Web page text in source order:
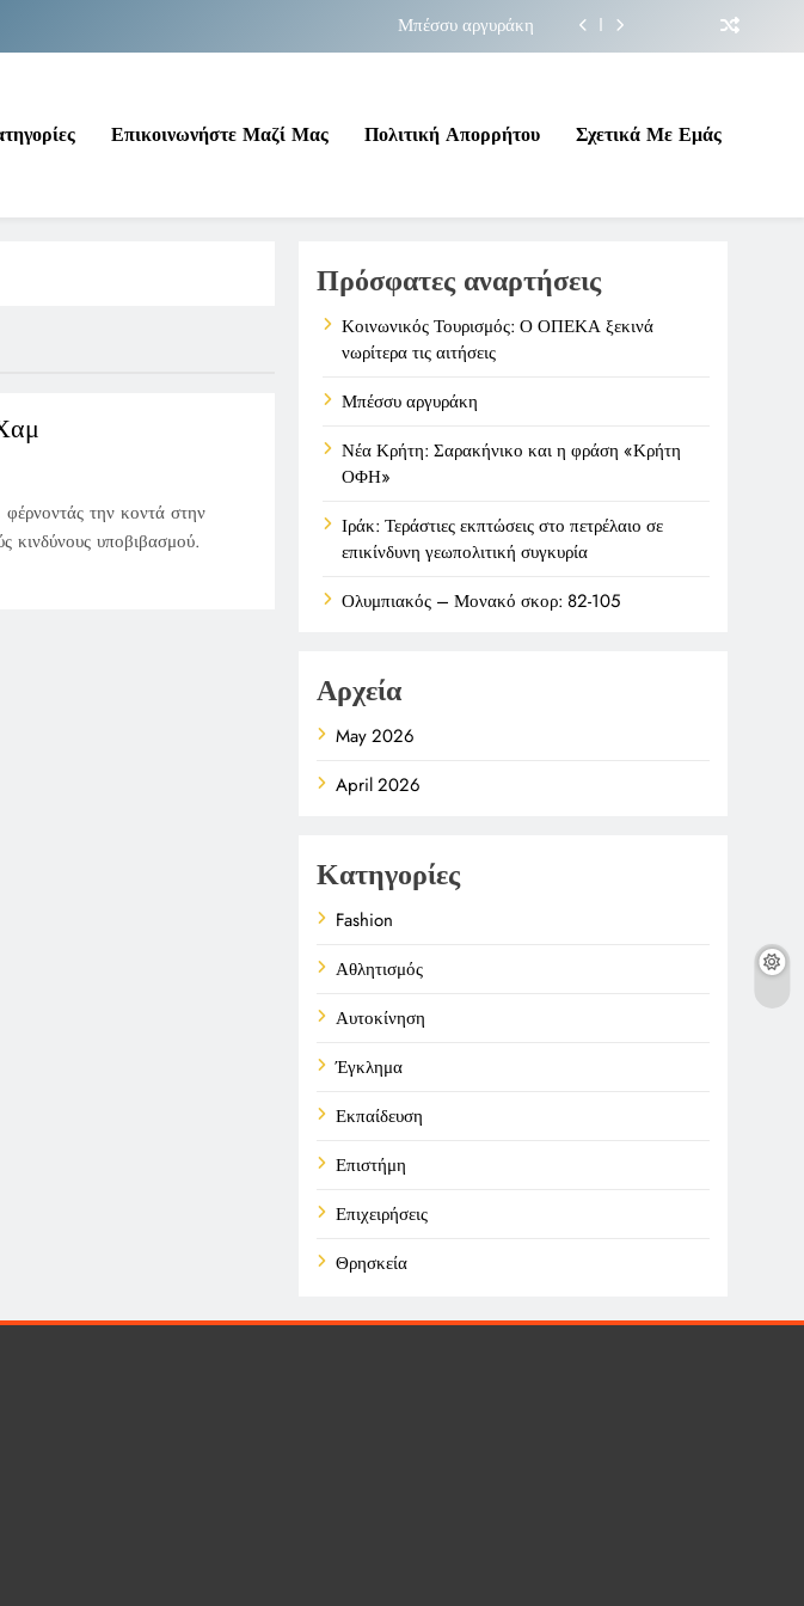
Μπέσσυ αργυράκη
Τεράστιες εκπτώσεις στο πετρέλαιο σε επικίνδυνη γεωπολιτική συγκυρία
Μπέσσυ αργυράκη
Νέα Κρήτη: Σαρακήνικο και η φράση «Κρήτη ΟΦΗ»
Τεράστιες εκπτώσεις στο πετρέλαιο σε επικίνδυνη γεωπολιτική συγκυρία
Επικοινωνήστε Μαζί Μας Πολιτική Απορρήτου Σχετικά Με Εμάς
την κοντά στην
κινδύνους υποβιβασμού.
Πρόσφατες αναρτήσεις
Κοινωνικός Τουρισμός: Ο ΟΠΕΚΑ ξεκινά
νωρίτερα τις αιτήσεις
Μπέσσυ αργυράκη
Νέα Κρήτη: Σαρακήνικο και η φράση «Κρήτη
ΟΦΗ»
Ιράκ: Τεράστιες εκπτώσεις στο πετρέλαιο σε
επικίνδυνη γεωπολιτική συγκυρία
Ολυμπιακός – Μονακό σκορ: 82-105
Αρχεία
May 2026
April 2026
Κατηγορίες
Fashion
Αθλητισμός
Αυτοκίνηση
Έγκλημα
Εκπαίδευση
Επιστήμη
Επιχειρήσεις
Θρησκεία